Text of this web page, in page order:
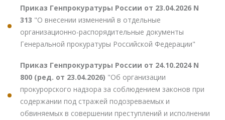
Приказ Генпрокуратуры России от 23.04.2026 N
313 "О внесении изменений в отдельные
организационно-распорядительные документы
Генеральной прокуратуры Российской Федерации"
Приказ Генпрокуратуры России от 24.10.2024 N
800 (ред. от 23.04.2026) "Об организации
прокурорского надзора за соблюдением законов при
содержании под стражей подозреваемых и
обвиняемых в совершении преступлений и исполнении